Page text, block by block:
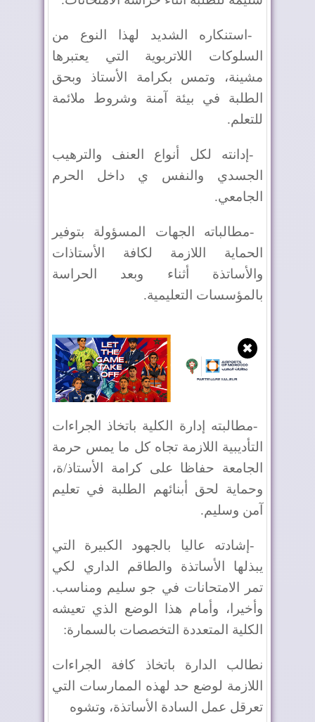
- استنكاره الشديد لهذا النوع من
السلوكات اللاتربوية التي يعتبرها
مشينة، وتمس بكرامة الأستاذ وبحق
الطلبة في بيئة آمنة وشروط ملائمة
للتعلم.
- إدانته لكل أنواع العنف والترهيب
الجسدي والنفس ي داخل الحرم
الجامعي.
-مطالباته الجهات المسؤولة بتوفير
الحماية اللازمة لكافة الأستاذات
والأساتذة أثناء وبعد الحراسة
بالمؤسسات التعليمية.
✖
-مطالبته إدارة الكلية باتخاذ الجراءات
التأديبية اللازمة تجاه كل ما يمس حرمة
الجامعة حفاظا على كرامة الأستاذ/ة،
وحماية لحق أبنائهم الطلبة في تعليم
آمن وسليم.
-إشادته عاليا بالجهود الكبيرة التي
يبذلها الأساتذة والطاقم الداري لكي
تمر الامتحانات في جو سليم ومناسب.
وأخيرا، وأمام هذا الوضع الذي تعيشه
الكلية المتعددة التخصصات بالسمارة:
نطالب الدارة باتخاذ كافة الجراءات
اللازمة لوضع حد لهذه الممارسات التي
تعرقل عمل السادة الأساتذة، وتشوه